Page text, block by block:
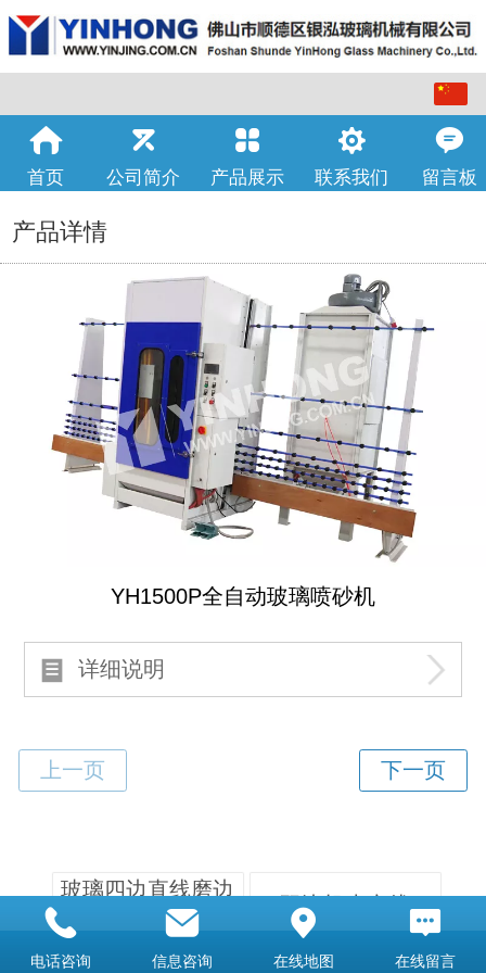
English
首页 公司简介 产品展示 联系我们 留言板
产品详情
YH1500P全自动玻璃喷砂机
详细说明
玻璃四边直线磨边
双边机生产线
电话咨询 信息咨询 在线地图 在线留言